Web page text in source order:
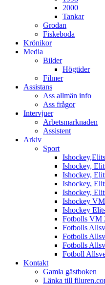
2000
Tankar
Grodan
Fiskeboda
Krönikor
Media
Bilder
Högtider
Filmer
Assistans
Ass allmän info
Ass frågor
Intervjuer
Arbetsmarknaden
Assistent
Arkiv
Sport
Ishockey,
Ishockey,
Ishockey,
Ishockey,
Ishockey
Ishockey
Fotbolls VM
Fotbolls
Fotbolls
Fotbolls
Fotboll
Kontakt
Gamla gästboken
Länka till